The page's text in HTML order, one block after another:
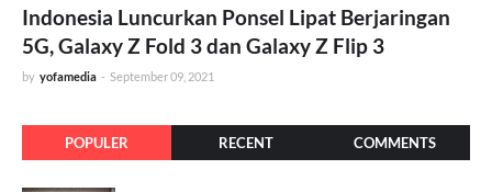
Indonesia Luncurkan Ponsel Lipat Berjaringan
5G, Galaxy Z Fold 3 dan Galaxy Z Flip 3
by yofamedia - September 09, 2021
POPULER RECENT COMMENTS